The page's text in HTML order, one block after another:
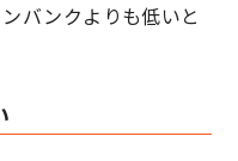
バンクよりも低いと